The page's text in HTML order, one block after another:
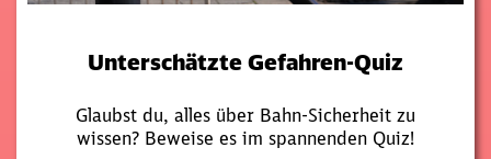
Unterschätzte Gefahren-Quiz
Glaubst du, alles über Bahn-Sicherheit zu
wissen? Beweise es im spannenden Quiz!